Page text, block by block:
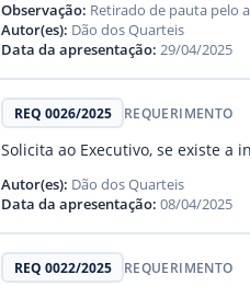
Observação: Retirado de pauta pelo
Autor(es): Dão dos Quarteis
Data da apresentação: 29/04/2025
REQ 0026/2025 REQUERIMENTO
Solicita ao Executivo, se existe a
Autor(es): Dão dos Quarteis
Data da apresentação: 08/04/2025
REQ 0022/2025 REQUERIMENTO